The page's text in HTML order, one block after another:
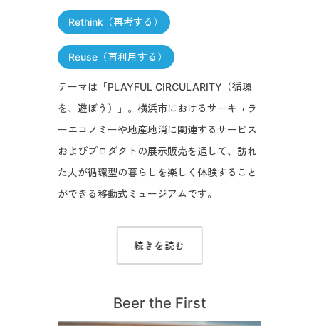
Rethink（再考する）
Reuse（再利用する）
テーマは「PLAYFUL CIRCULARITY（循環
を、遊ぼう）」。横浜市におけるサーキュラ
ーエコノミーや地産地消に関連するサービス
およびプロダクトの展示販売を通して、訪れ
た人が循環型の暮らしを楽しく体験すること
ができる移動式ミュージアムです。
続きを読む
Beer the First